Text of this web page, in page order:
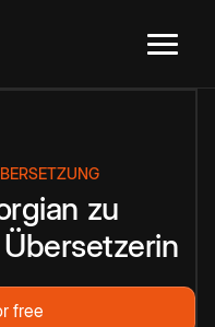
zu
Übersetzerin
free